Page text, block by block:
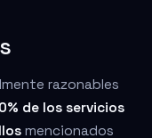
razonables
de los servicios
mencionados